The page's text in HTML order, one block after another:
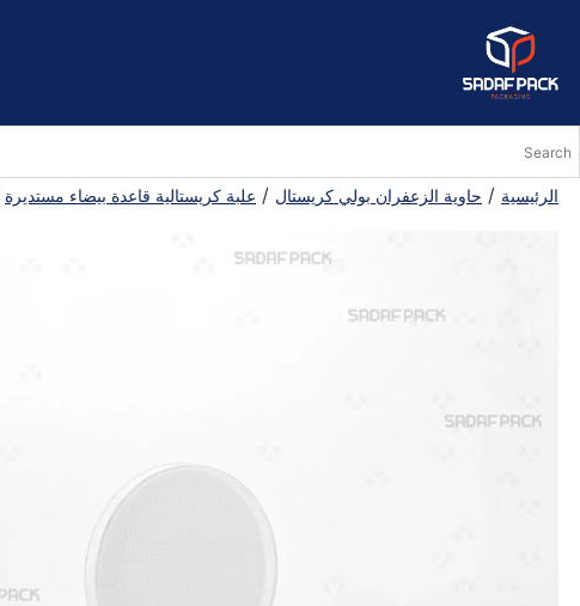
الرئيسية / حاوية الزعفران بولي كريستال / علبة كريستالية قاعدة بيضاء مستديرة